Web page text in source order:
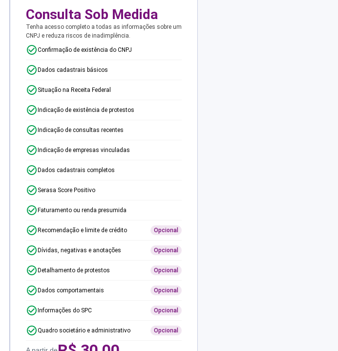
Consulta Sob Medida
Tenha acesso completo a todas as informações sobre um
CNPJ e reduza riscos de inadimplência.
Confirmação de existência do CNPJ
Dados cadastrais básicos
Situação na Receita Federal
Indicação de existência de protestos
Indicação de consultas recentes
Indicação de empresas vinculadas
Dados cadastrais completos
Serasa Score Positivo
Faturamento ou renda presumida
Recomendação e limite de crédito Opcional
Dívidas, negativas e anotações Opcional
Detalhamento de protestos Opcional
Dados comportamentais Opcional
Informações do SPC Opcional
Quadro societário e administrativo Opcional